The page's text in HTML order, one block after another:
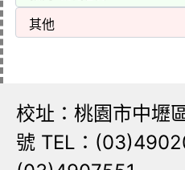
校址：桃園市中壢
號 TEL：